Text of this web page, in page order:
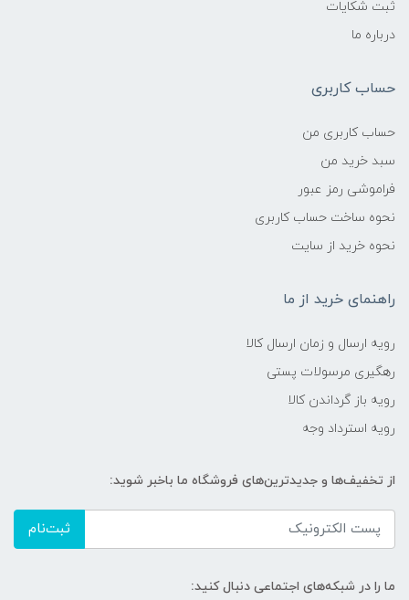
ثبت شکایات
درباره ما
حساب کاربری
حساب کاربری من
سبد خرید من
فراموشی رمز عبور
نحوه ساخت حساب کاربری
نحوه خرید از سایت
راهنمای خرید از ما
رویه ارسال و زمان ارسال کالا
رهگیری مرسولات پستی
رویه باز گرداندن کالا
رویه استرداد وجه
از تخفیف‌ها و جدیدترین‌های فروشگاه ما باخبر شوید:
ثبت‌نام
ما را در شبکه‌های اجتماعی دنبال کنید: